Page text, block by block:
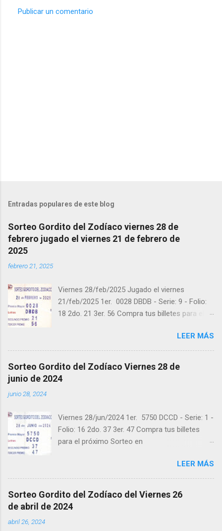
Publicar un comentario
Entradas populares de este blog
Sorteo Gordito del Zodíaco viernes 28 de
febrero jugado el viernes 21 de febrero de
2025
febrero 21, 2025
Viernes 28/feb/2025 Jugado el viernes
21/feb/2025 1er. 0028 DBDB - Serie: 9 - Folio:
18 2do. 21 3er. 56 Compra tus billetes para el
instagram.com/balotas_panama - En Twitter:
@balotas y Facebook: facebook.com/balotas
"Buena Suerte" para el próximo sorteo,
recuerden visitarnos en balotas.com para
conocer los datos que le ayudaran a ganar y
LEER MÁS
Sorteo Gordito del Zodíaco Viernes 28 de
junio de 2024
junio 28, 2024
Viernes 28/jun/2024 1er. 5750 DCCD - Serie: 1 -
Folio: 16 2do. 37 3er. 47 Compra tus billetes
para el próximo Sorteo en
Instagram: instagram.com/balotas_panama -
En Twitter: @balotas y Facebook:
facebook.com/balotas Pruebe su suerte en las
LEER MÁS
Sorteo Gordito del Zodíaco del Viernes 26
de abril de 2024
abril 26, 2024